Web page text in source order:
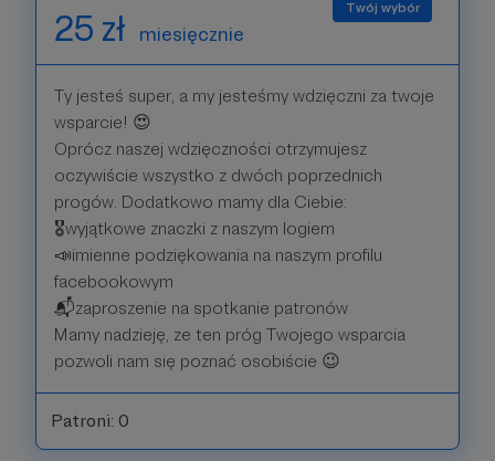
25 zł miesięcznie
Ty jesteś super, a my jesteśmy wdzięczni za twoje
wsparcie! 😍
Oprócz naszej wdzięczności otrzymujesz
oczywiście wszystko z dwóch poprzednich
progów. Dodatkowo mamy dla Ciebie:
🎖wyjątkowe znaczki z naszym logiem
📣imienne podziękowania na naszym profilu
facebookowym
📬zaproszenie na spotkanie patronów
Mamy nadzieję, ze ten próg Twojego wsparcia
pozwoli nam się poznać osobiście 😉
Patroni: 0